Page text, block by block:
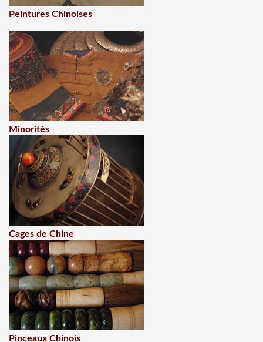
Peintures Chinoises
Minorités
Cages de Chine
Pinceaux Chinois